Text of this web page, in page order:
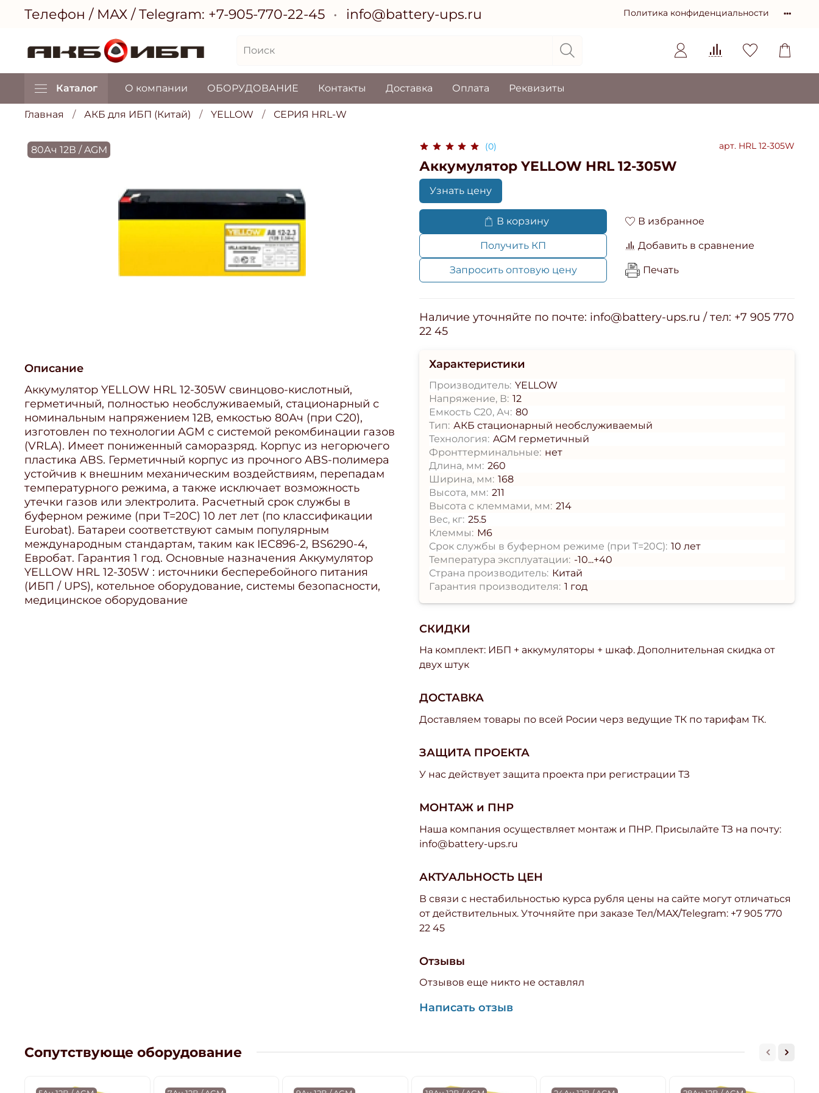
Политика конфиденциальности
Телефон / МАХ / Telegram: +7-905-770-22-45 info@battery-ups.ru
Каталог О компании ОБОРУДОВАНИЕ Контакты Доставка Оплата Реквизиты
Главная АКБ для ИБП (Китай) YELLOW СЕРИЯ HRL-W
Описание
Аккумулятор YELLOW HRL 12-305W свинцово-кислотный,
герметичный, полностью необслуживаемый, стационарный с
номинальным напряжением 12В, емкостью 80Ач (при С20),
изготовлен по технологии AGM с системой рекомбинации газов
(VRLA). Имеет пониженный саморазряд. Корпус из негорючего
пластика ABS. Герметичный корпус из прочного ABS-полимера
устойчив к внешним механическим воздействиям, перепадам
температурного режима, а также исключает возможность
утечки газов или электролита. Расчетный срок службы в
буферном режиме (при T=20С) 10 лет лет (по классификации
Eurobat). Батареи соответствуют самым популярным
международным стандартам, таким как IEC896-2, BS6290-4,
Евробат. Гарантия 1 год. Основные назначения Аккумулятор
YELLOW HRL 12-305W : источники бесперебойного питания
(ИБП / UPS), котельное оборудование, системы безопасности,
медицинское оборудование
80Ач 12В / AGM (0) арт. HRL 12-305W
Аккумулятор YELLOW HRL 12-305W
Узнать цену
В корзину
Получить КП
Запросить оптовую цену
В избранное
Добавить в сравнение
Печать
Наличие уточняйте по почте: info@battery-ups.ru / тел: +7 905 770
22 45
СКИДКИ
На комплект: ИБП + аккумуляторы + шкаф. Дополнительная скидка от
двух штук
ДОСТАВКА
Доставляем товары по всей Росии черз ведущие ТК по тарифам ТК.
ЗАЩИТА ПРОЕКТА
У нас действует защита проекта при регистрации ТЗ
МОНТАЖ и ПНР
Наша компания осуществляет монтаж и ПНР. Присылайте ТЗ на почту:
info@battery-ups.ru
АКТУАЛЬНОСТЬ ЦЕН
В связи с нестабильностью курса рубля цены на сайте могут отличаться
от действительных. Уточняйте при заказе Тел/МАХ/Telegram: +7 905 770
22 45
Характеристики
Производитель: YELLOW
Напряжение, В: 12
Емкость С20, Ач: 80
Тип: АКБ стационарный необслуживаемый
Технология: AGM герметичный
Фронттерминальные: нет
Длина, мм: 260
Ширина, мм: 168
Высота, мм: 211
Высота с клеммами, мм: 214
Вес, кг: 25.5
Клеммы: M6
Срок службы в буферном режиме (при T=20С): 10 лет
Температура эксплуатации: -10...+40
Страна производитель: Китай
Гарантия производителя: 1 год
Отзывы
Отзывов еще никто не оставлял
Написать отзыв
Сопутствующе оборудование